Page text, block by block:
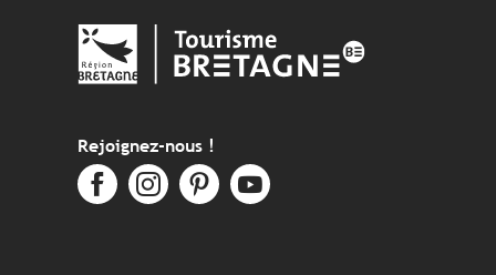
Rejoignez-nous !